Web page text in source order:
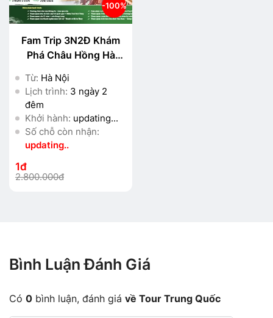
-100%
Fam Trip 3N2Đ Khám
Phá Châu Hồng Hà
Từ: Hà Nội
Lịch trình: 3 ngày 2
đêm
Khởi hành: updating...
Số chỗ còn nhận:
updating..
1đ
2.800.000đ
Bình Luận Đánh Giá
Có 0 bình luận, đánh giá về Tour Trung Quốc